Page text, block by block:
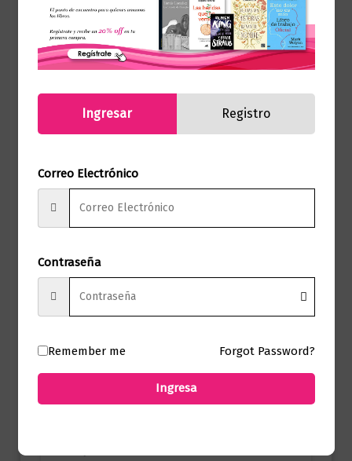
colombiana Antonina Canal compendia
sus herramientas espirituales para activar
la plenitud. Su método facilita el
armonización corporal.
alimentación y alineación lunar.
Ideal para: Mujeres enfocadas en el
bienestar y el amor propio.
Temas: Energía femenina, arquetipos,
sanación integral.
Productos relacionados
Ingresar Registro
Correo Electrónico
Contraseña
Remember me Forgot Password?
Ingresa